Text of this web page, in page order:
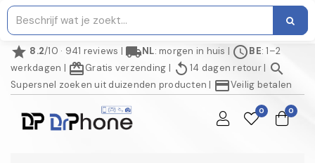
star 8.2/10 · 941 reviews | local_shippingNL: morgen in huis | scheduleBE: 1–2
werkdagen | redeemGratis verzending | replay 14 dagen retour| search
Supersnel zoeken uit duizenden producten | credit_cardVeilig betalen
0 0